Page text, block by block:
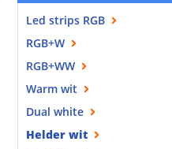
Led strips RGB
RGB+W
RGB+WW
Warm wit
Dual white
Helder wit